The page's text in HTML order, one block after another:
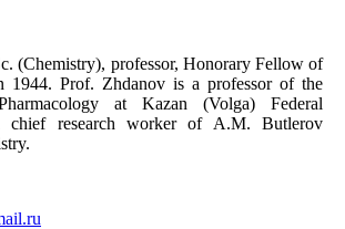
(Chemistry), professor, Honorary Fellow of
1944. Prof. Zhdanov is a professor of the
at Kazan (Volga) Federal
chief research worker of A.M. Butlerov